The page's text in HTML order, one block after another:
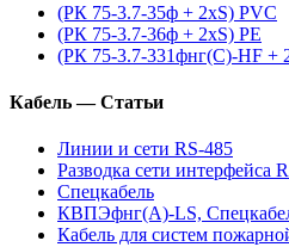
(РК 75-3.7-35ф + 2xS) PVC
(РК 75-3.7-36ф + 2xS) PE
(РК 75-3.7-331фнг(С)-HF +
Кабель — Статьи
Линии и сети RS-485
Разводка сети интерфейса
Спецкабель
КВПЭфнг(А)-LS,
Кабель для систем